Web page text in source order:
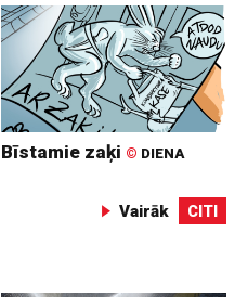
Bīstamie zaķi © DIENA
Vairāk CITI